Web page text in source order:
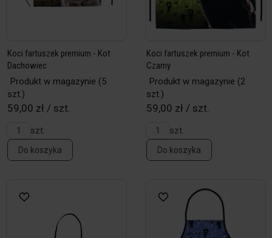
Koci fartuszek premium - Kot
Dachowiec
Produkt w magazynie (5
szt.)
59,00 zł / szt.
szt.
Do koszyka
Koci fartuszek premium - Kot
Czarny
Produkt w magazynie (2
szt.)
59,00 zł / szt.
szt.
Do koszyka